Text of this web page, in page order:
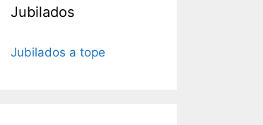
Jubilados
Jubilados a tope